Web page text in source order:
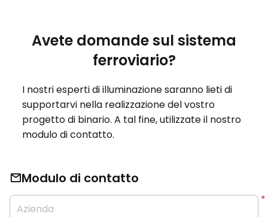
Avete domande sul sistema
ferroviario?
I nostri esperti di illuminazione saranno lieti di
supportarvi nella realizzazione del vostro
progetto di binario. A tal fine, utilizzate il nostro
modulo di contatto.
Modulo di contatto
Azienda